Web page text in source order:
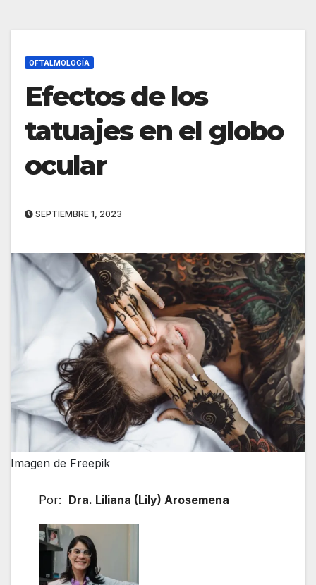
OFTALMOLOGÍA
Efectos de los
tatuajes en el globo
ocular
SEPTIEMBRE 1, 2023
Imagen de Freepik
Por: Dra. Liliana (Lily) Arosemena